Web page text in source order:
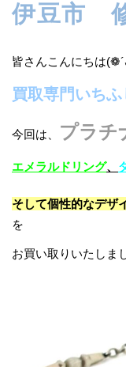
伊豆市
皆さんこんにちは
買取専門いちふ
今回は、 プラチ
エメラルドリング、
そして個性的なデザ
を
お買い取りいたしま